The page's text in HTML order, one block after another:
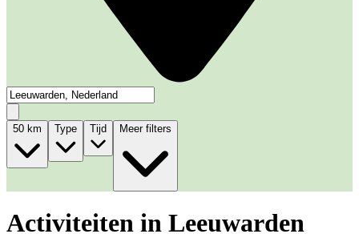
50 km Type Tijd Meer filters
Activiteiten in Leeuwarden